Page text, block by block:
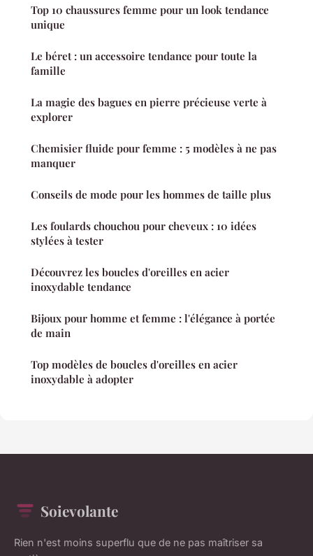
Top 10 chaussures femme pour un look tendance
unique
Le béret : un accessoire tendance pour toute la
famille
La magie des bagues en pierre précieuse verte à
explorer
Chemisier fluide pour femme : 5 modèles à ne pas
manquer
Conseils de mode pour les hommes de taille plus
Les foulards chouchou pour cheveux : 10 idées
stylées à tester
Découvrez les boucles d'oreilles en acier
inoxydable tendance
Bijoux pour homme et femme : l'élégance à portée
de main
Top modèles de boucles d'oreilles en acier
inoxydable à adopter
Soievolante
Rien n'est moins superflu que de ne pas maîtriser sa